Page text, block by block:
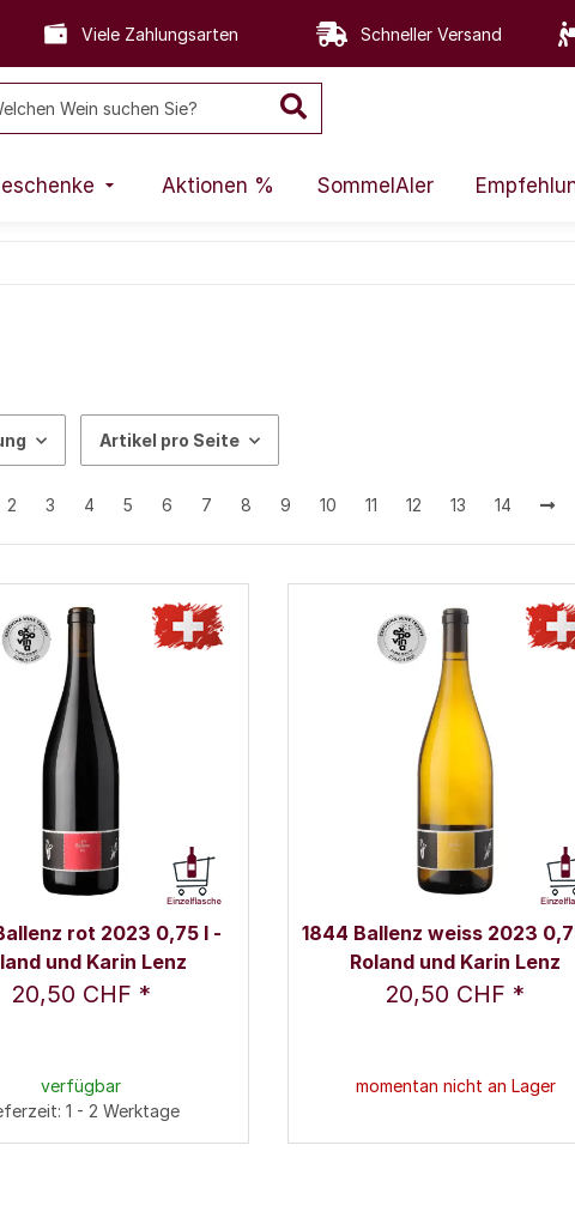
Viele Zahlungsarten Schneller Versand
Aktionen % SommelAIer
Artikel pro Seite
2 3 4 5 6 7 8 9 10 11 12 13 14
rot 2023 0,75 l -
und Karin Lenz
20,50 CHF *
verfügbar
1 - 2 Werktage
1844 Ballenz weiss 2023
Roland und Karin Lenz
20,50 CHF *
momentan nicht an Lager